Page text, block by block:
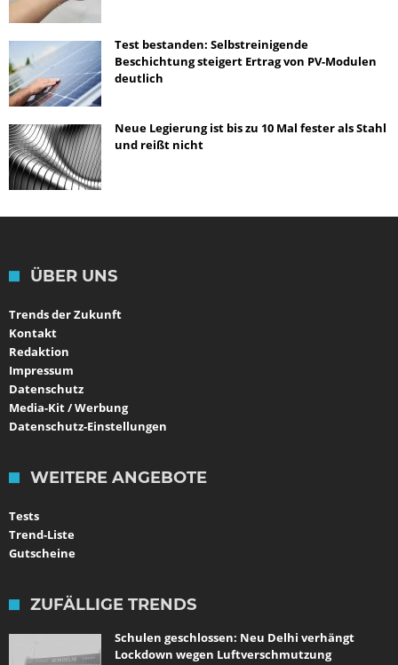
Test bestanden: Selbstreinigende
Beschichtung steigert Ertrag von PV-Modulen
deutlich
Neue Legierung ist bis zu 10 Mal fester als Stahl
und reißt nicht
ÜBER UNS
Trends der Zukunft
Kontakt
Redaktion
Impressum
Datenschutz
Media-Kit / Werbung
Datenschutz-Einstellungen
WEITERE ANGEBOTE
Tests
Trend-Liste
Gutscheine
ZUFÄLLIGE TRENDS
Schulen geschlossen: Neu Delhi verhängt
Lockdown wegen Luftverschmutzung